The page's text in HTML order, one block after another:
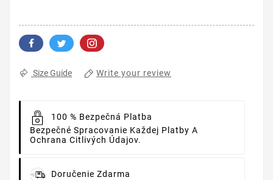
Size Guide Write your review
100 % Bezpečná Platba
Bezpečné Spracovanie Každej Platby A
Ochrana Citlivých Údajov.
Doručenie Zdarma